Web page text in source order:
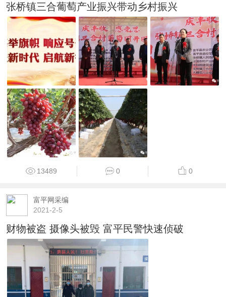
张桥镇三合葡萄产业振兴带动乡村振兴
13489 0 0
富平网采编
2021-2-5
财物被盗 摄像头被毁 富平民警快速侦破